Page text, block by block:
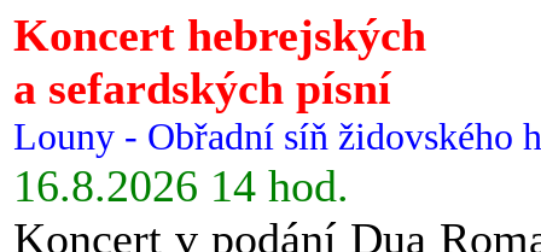
Koncert hebrejských
a sefardských písní
Louny - Obřadní síň židovského
16.8.2026 14 hod.
Koncert v podání Dua